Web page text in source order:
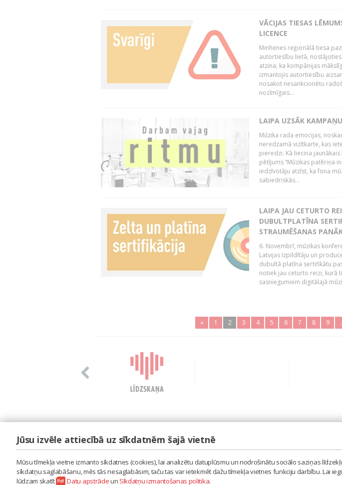
VĀCIJAS TIESAS
LICENCE
Minhenes reģionālā tiesa
autortiesību lietā, nostājoties
atzina, ka kompānijas
izmantojis autortiesību
nosakot nesankcionētu
nozīmīgais...
LAIPA UZSĀK
Mūzika rada emocijas,
neredzamā vizītkarte, kas
pieredzi. Kā liecina jaunākais
pētījums “Mūzikas patēriņa
iedzīvotāju atzīst, ka fona
sabiedriskās...
LAIPA JAU CETURTO
DUBULTPLATĪNA
STRAUMĒŠANAS
6. Novembrī, mūzikas
Latvijas Izpildītāju un
dubultā platīna sertifikātu
notiek jau ceturto reizi, kurā
sasniegumiem digitālajā
« 1 2 3 4 5 6 7 8 9 ..
LAIPA
ES RADU MŪZIKU
AKTUALITĀTES
TEL.
Jūsu izvēle attiecībā uz sīkdatnēm šajā vietnē
Mūsu tīmekļa vietne izmanto sīkdatnes (cookies), lai analizētu datuplūsmu un nodrošinātu sociālo saziņas
sīkdatņu saglabāšanu, mēs tās nesaglabāsim, taču tas var ietekmēt dažu tīmekļa vietnes funkciju darbību. Lai
lūdzam skatīt
Datu apstrādeun Sīkdatņu izmantošanas politika.